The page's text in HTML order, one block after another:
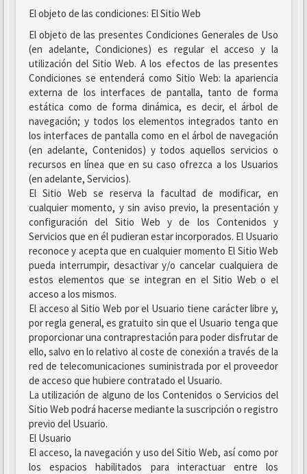
El objeto de las condiciones: El Sitio Web
El objeto de las presentes Condiciones Generales de Uso
(en adelante, Condiciones) es regular el acceso y la
utilización del Sitio Web. A los efectos de las presentes
Condiciones se entenderá como Sitio Web: la apariencia
externa de los interfaces de pantalla, tanto de forma
estática como de forma dinámica, es decir, el árbol de
navegación; y todos los elementos integrados tanto en
los interfaces de pantalla como en el árbol de navegación
(en adelante, Contenidos) y todos aquellos servicios o
recursos en línea que en su caso ofrezca a los Usuarios
(en adelante, Servicios).
El Sitio Web se reserva la facultad de modificar, en
cualquier momento, y sin aviso previo, la presentación y
configuración del Sitio Web y de los Contenidos y
Servicios que en él pudieran estar incorporados. El Usuario
reconoce y acepta que en cualquier momento El Sitio Web
pueda interrumpir, desactivar y/o cancelar cualquiera de
estos elementos que se integran en el Sitio Web o el
acceso a los mismos.
El acceso al Sitio Web por el Usuario tiene carácter libre y,
por regla general, es gratuito sin que el Usuario tenga que
proporcionar una contraprestación para poder disfrutar de
ello, salvo en lo relativo al coste de conexión a través de la
red de telecomunicaciones suministrada por el proveedor
de acceso que hubiere contratado el Usuario.
La utilización de alguno de los Contenidos o Servicios del
Sitio Web podrá hacerse mediante la suscripción o registro
previo del Usuario.
El Usuario
El acceso, la navegación y uso del Sitio Web, así como por
los espacios habilitados para interactuar entre los